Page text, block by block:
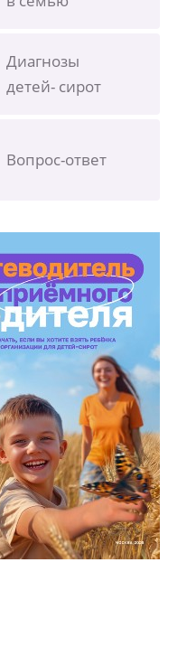
Диагнозы
детей- сирот
Вопрос-ответ